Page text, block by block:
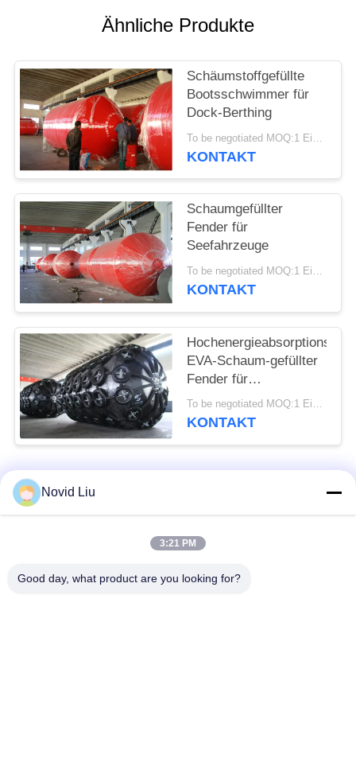
Ähnliche Produkte
Schäumstoffgefüllte
Bootsschwimmer für
Dock-Berthing
To be negotiated MOQ:1 Einheit
KONTAKT
Schaumgefüllter
Fender für
Seefahrzeuge
To be negotiated MOQ:1 Einheit
KONTAKT
Hochenergieabsorptions-
EVA-Schaum-gefüllter
Fender für
Schiffsdocking
To be negotiated MOQ:1 Einheit
KONTAKT
Beliebte Kategorien Alle
pneumatischer
Novid Liu
3:21 PM
Good day, what product are you looking for?